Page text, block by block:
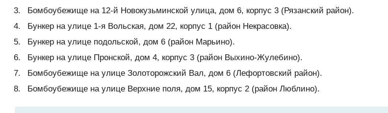
Бомбоубежище на 12-й Новокузьминской улица, дом 6, корпус 3 (Рязанский район).
Бункер на улице 1-я Вольская, дом 22, корпус 1 (район Некрасовка).
Бункер на улице подольской, дом 6 (район Марьино).
Бункер на улице Пронской, дом 4, корпус 3 (район Выхино-Жулебино).
Бомбоубежище на улице Золоторожский Вал, дом 6 (Лефортовский район).
Бомбоубежище на улице Верхние поля, дом 15, корпус 2 (район Люблино).